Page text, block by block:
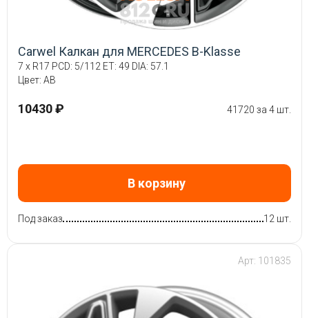
Carwel Калкан для MERCEDES B-Klasse
7 x R17 PCD: 5/112 ET: 49 DIA: 57.1
Цвет: AB
10430 ₽ 41720 за 4 шт.
В корзину
Под заказ 12 шт.
Арт: 101835